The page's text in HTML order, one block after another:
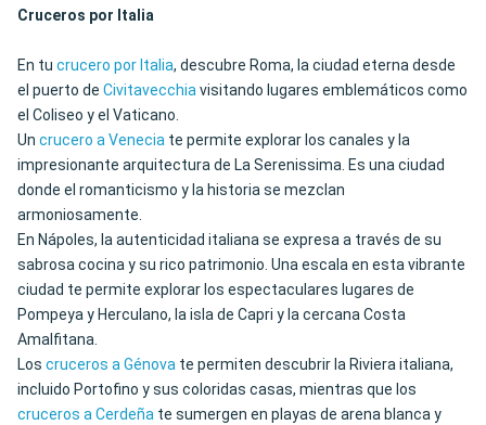
Cruceros por Italia
En tu crucero por Italia, descubre Roma, la ciudad eterna desde
el puerto de Civitavecchiavisitando lugares emblemáticos como
el Coliseo y el Vaticano.
Un crucero a Venecia te permite explorar los canales y la
impresionante arquitectura de La Serenissima. Es una ciudad
donde el romanticismo y la historia se mezclan
armoniosamente.
En Nápoles, la autenticidad italiana se expresa a través de su
sabrosa cocina y su rico patrimonio. Una escala en esta vibrante
ciudad te permite explorar los espectaculares lugares de
Pompeya y Herculano, la isla de Capri y la cercana Costa
Amalfitana.
Los cruceros a Génova te permiten descubrir la Riviera italiana,
incluido Portofino y sus coloridas casas, mientras que los
cruceros a Cerdeña te sumergen en playas de arena blanca y